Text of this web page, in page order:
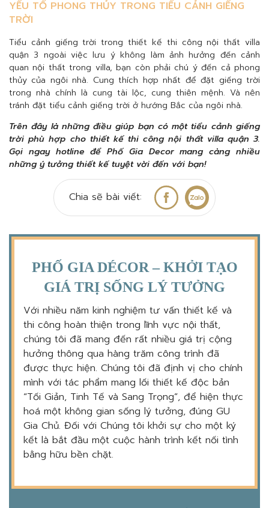
YẾU TỐ PHONG THỦY TRONG TIỂU CẢNH GIẾNG
TRỜI
Tiểu cảnh giếng trời trong thiết kế thi công nội thất villa
quận 3 ngoài việc lưu ý không làm ảnh hưởng đến cảnh
quan nội thất trong villa, bạn còn phải chú ý đến cả phong
thủy của ngôi nhà. Cung thích hợp nhất để đặt giếng trời
trong nhà chính là cung tài lộc, cung thiên mệnh. Và nên
tránh đặt tiểu cảnh giếng trời ở hướng Bắc của ngôi nhà.
Trên đây là những điều giúp bạn có một tiểu cảnh giếng
trời phù hợp cho thiết kế thi công nội thất villa quận 3.
Gọi ngay hotline để Phố Gia Decor mang càng nhiều
những ý tưởng thiết kế tuyệt vời đến với bạn!
Chia sẽ bài viết:
PHỐ GIA DÉCOR – KHỞI TẠO
GIÁ TRỊ SỐNG LÝ TƯỞNG
Với nhiều năm kinh nghiệm tư vấn thiết kế và
thi công hoàn thiện trong lĩnh vực nội thất,
chúng tôi đã mang đến rất nhiều giá trị cộng
hưởng thông qua hàng trăm công trình đã
được thực hiện. Chúng tôi đã định vị cho chính
mình với tác phẩm mang lối thiết kế độc bản
“Tối Giản, Tinh Tế và Sang Trọng”, để hiện thực
hoá một không gian sống lý tưởng, đúng GU
Gia Chủ. Đối với Chúng tôi khởi sự cho một ký
kết là bắt đầu một cuộc hành trình kết nối tình
bằng hữu bền chặt.